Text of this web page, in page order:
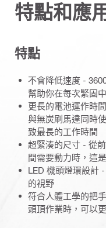
特點和應
特點
不會降低速度 -
幫助你在每次緊固
更長的電池運作時
與無炭刷馬達同時
致最長的工作時間
超緊湊的尺寸 - 從
間需要動力時，這
LED 機頭燈環設計
的視野
符合人體工學的把
頭頂作業時，可以